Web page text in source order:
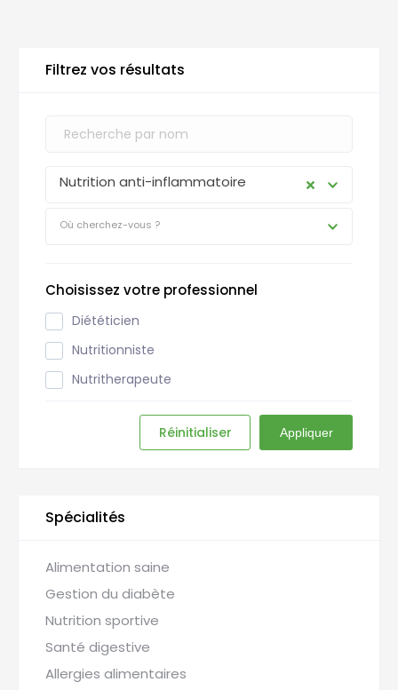
Filtrez vos résultats
Nutrition anti-inflammatoire
Où cherchez-vous ?
Choisissez votre professionnel
Diététicien
Nutritionniste
Nutritherapeute
Réinitialiser Appliquer
Spécialités
Alimentation saine
Gestion du diabète
Nutrition sportive
Santé digestive
Allergies alimentaires